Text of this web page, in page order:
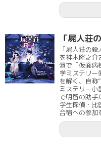
「屍人荘
「屍人荘の
を神木隆之介
演で「仮面病
学ミステリー
を解く、自称
ミステリー小
で明智の助手
学生探偵・比
合宿への参加